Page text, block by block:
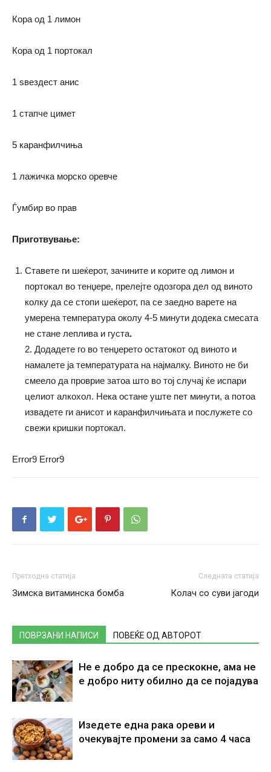
Кора од 1 лимон
Кора од 1 портокал
1 ѕвездест анис
1 стапче цимет
5 каранфилчиња
1 лажичка морско оревче
Ѓумбир во прав
Приготвување:
Ставете ги шеќерот, зачините и корите од лимон и
портокал во тенџере, прелејте одозгора дел од виното
колку да се стопи шеќерот, па се заедно варете на
умерена температура околу 4-5 минути додека смесата
не стане леплива и густа.
2. Додадете го во тенџерето остатокот од виното и
намалете ја температурата на најмалку. Виното не би
смеело да проврие затоа што во тој случај ќе испари
целиот алкохол. Нека остане уште пет минути, а потоа
извадете ги анисот и каранфилчињата и послужете со
свежи кришки портокал.
Error9 Error9
Претходна статија
Зимска витаминска бомба
Следната статија
Колач со суви јагоди
ПОВРЗАНИ НАПИСИ ПОВЕЌЕ ОД АВТОРОТ
Не е добро да се прескокне, ама не
е добро ниту обилно да се појадува
Изедете една рака ореви и
очекувајте промени за само 4 часа